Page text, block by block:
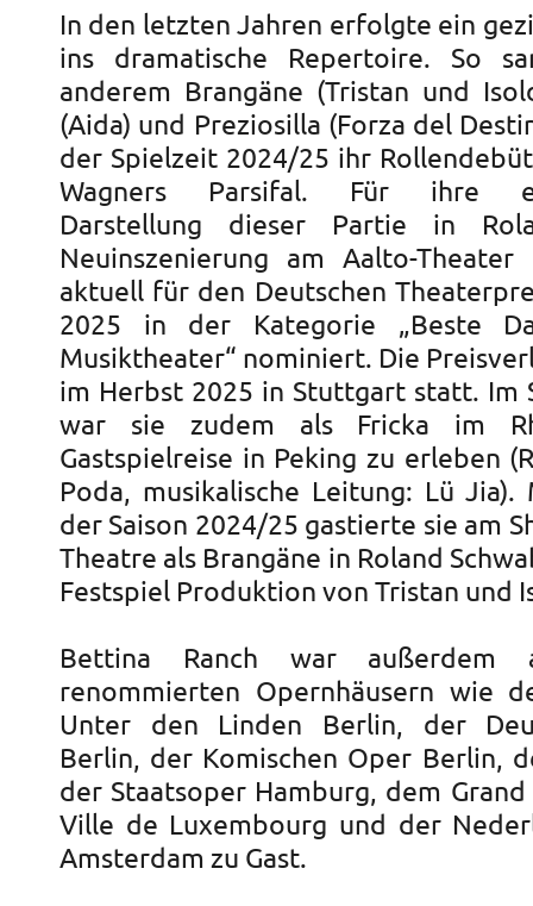
In den letzten Jahren erfolgte ein
ins dramatische Repertoire. So
anderem Brangäne (Tristan und
(Aida) und Preziosilla (Forza del
der Spielzeit 2024/25 ihr
Wagners Parsifal. Für ihre
Darstellung dieser Partie in
Neuinszenierung am Aalto-
aktuell für den Deutschen
2025 in der Kategorie „Beste
Musiktheater“ nominiert. Die
im Herbst 2025 in Stuttgart statt. Im
war sie zudem als Fricka im
Gastspielreise in Peking zu erleben
Poda, musikalische Leitung: Lü Jia).
der Saison 2024/25 gastierte sie am
Theatre als Brangäne in Roland
Festspiel Produktion von Tristan und
Bettina Ranch war außerdem
renommierten Opernhäusern wie
Unter den Linden Berlin, der
Berlin, der Komischen Oper Berlin,
der Staatsoper Hamburg, dem
Ville de Luxembourg und der
Amsterdam zu Gast.